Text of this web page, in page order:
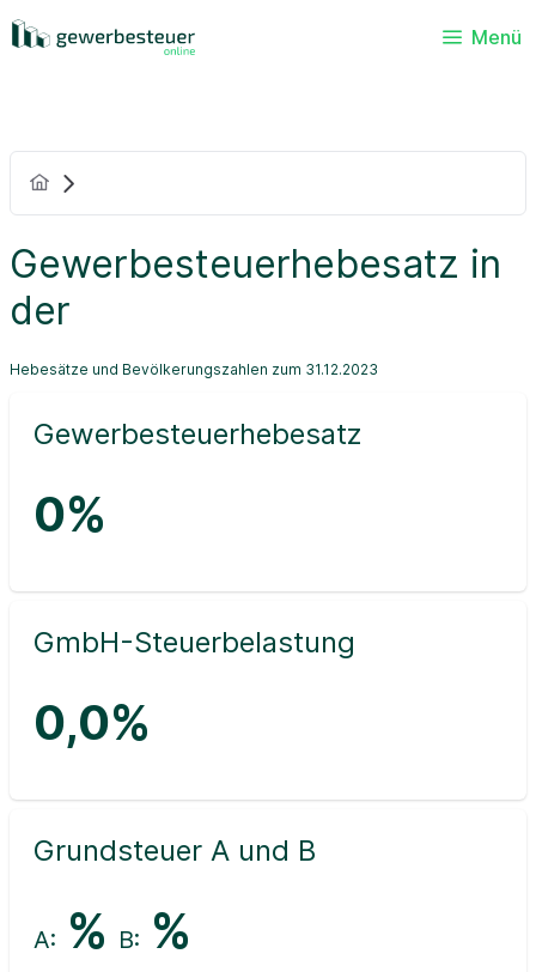
Menü
Gewerbesteuerhebesatz in
der
Hebesätze und Bevölkerungszahlen zum 31.12.2023
Gewerbesteuerhebesatz
0%
GmbH-Steuerbelastung
0,0%
Grundsteuer A und B
A: % B: %